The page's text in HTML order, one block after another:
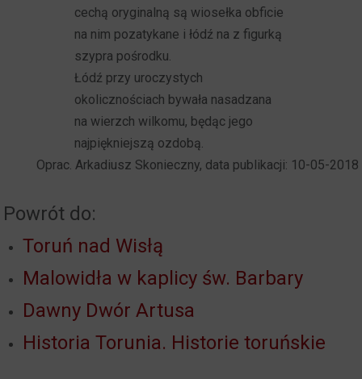
cechą oryginalną są wiosełka obficie
na nim pozatykane i łódź na z figurką
szypra pośrodku.
Łódź przy uroczystych
okolicznościach bywała nasadzana
na wierzch wilkomu, będąc jego
najpiękniejszą ozdobą.
Oprac. Arkadiusz Skonieczny, data publikacji: 10-05-2018
Powrót do:
Toruń nad Wisłą
Malowidła w kaplicy św. Barbary
Dawny Dwór Artusa
Historia Torunia. Historie toruńskie